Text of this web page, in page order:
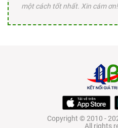
một cách tốt nhất. Xin cám ơn!
Copyright © 2010 -
All rights